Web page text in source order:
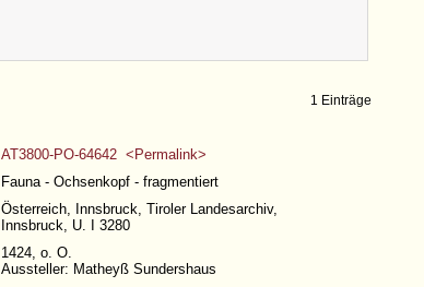
1 Einträge
AT3800-PO-64642 <Permalink>
Fauna - Ochsenkopf - fragmentiert
Österreich, Innsbruck, Tiroler Landesarchiv,
Innsbruck, U. I 3280
1424, o. O.
Aussteller: Matheyß Sundershaus